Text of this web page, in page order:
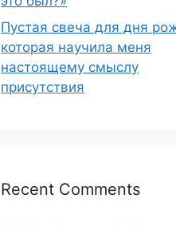
Пустая свеча для дня
которая научила меня
настоящему смыслу
присутствия
Recent Comments